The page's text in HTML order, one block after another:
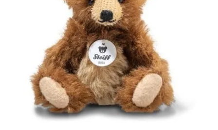
海外からのお取り寄せと言うことですが、商品はきち
んと届きますか？
ご安心ください！商品は確実にお届けします。
商品は直接海外から届くのですか。受取の際、関税な
どはかかりますか？
「ChatGPTを利用したところ「くまの小屋」さ
んを紹介され…」
埼玉県 S・W 様
「送られる際にメールなどで届けて頂きとても
安心感がありました」